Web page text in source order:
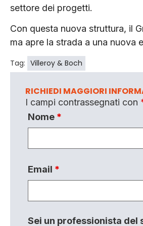
settore dei progetti.
Con questa nuova struttura, il
ma apre la strada a una nuova
Tag: Villeroy & Boch
RICHIEDI MAGGIORI
I campi contrassegnati con
Nome *
Email *
Sei un professionista del